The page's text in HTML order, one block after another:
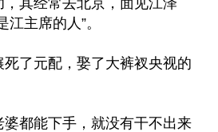
江主席的人”。
了元配，娶了大裤衩央视的
都能下手，就没有干不出来